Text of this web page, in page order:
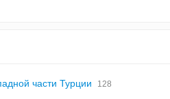
части Турции 128